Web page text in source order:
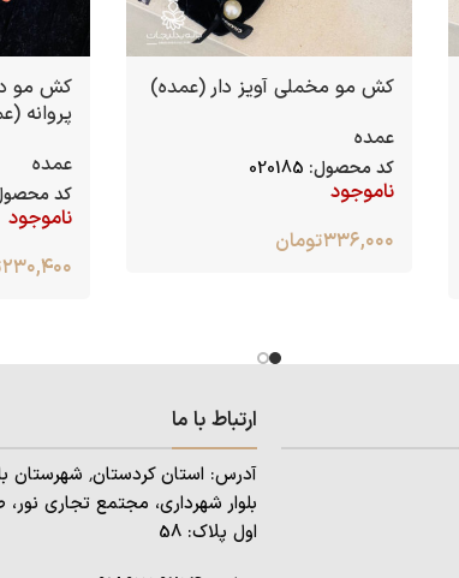
کش مو مخملی آویز دار (عمده)
عمده
کد محصول: 020185
ناموجود
۳۳۶,۰۰۰تومان
کش مو
پروانه
عمده
کد
ناموجود
۲۳۰,۴۰۰
ارتباط با ما
بلوار شهرداری، مجتمع تجاری نور،
اول پلاک: 58